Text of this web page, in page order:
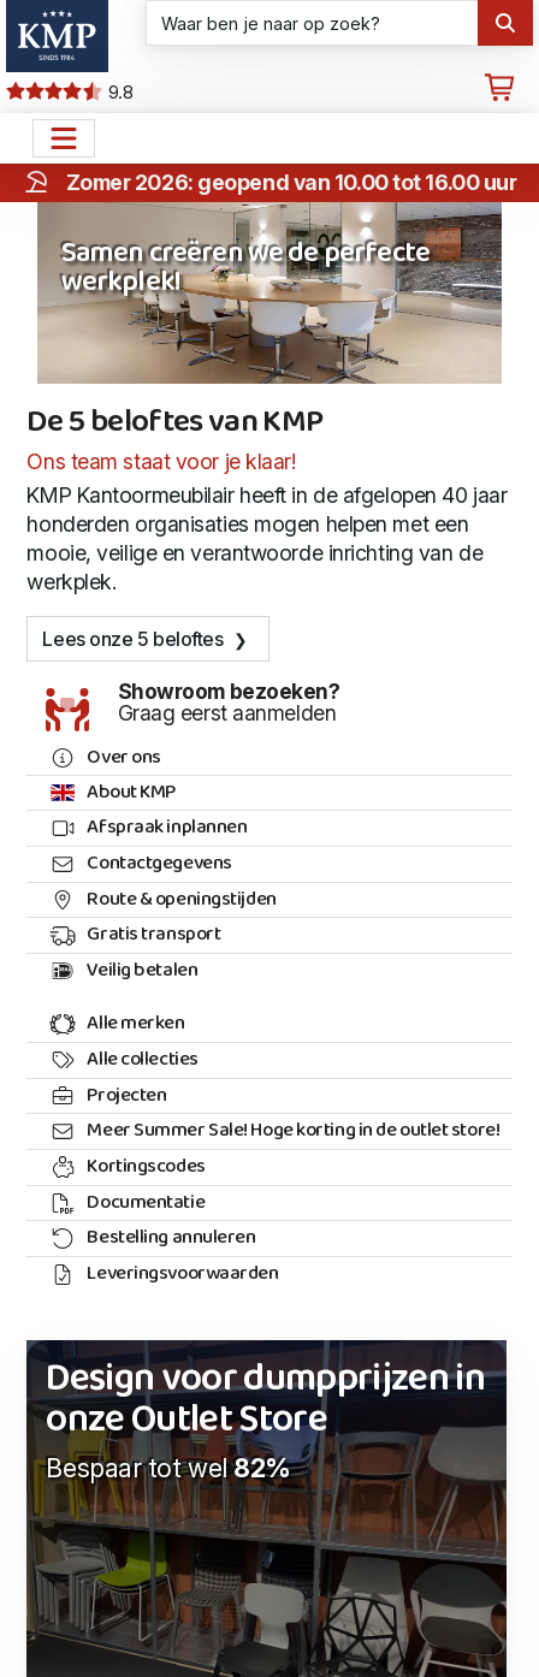
9.8
Zomer 2026: geopend van 10.00 tot 16.00 uur
Samen creëren we de perfecte
werkplek!
De 5 beloftes van KMP
De 5 beloftes van KMP
Ons team staat voor je klaar!
KMP Kantoormeubilair heeft in de afgelopen 40 jaar
honderden organisaties mogen helpen met een
mooie, veilige en verantwoorde inrichting van de
werkplek.
Lees onze 5 beloftes
Showroom bezoeken?
Graag eerst aanmelden
Over ons
About KMP
Afspraak inplannen
Contactgegevens
Route & openingstijden
Gratis transport
Veilig betalen
Alle merken
Alle collecties
Projecten
Meer Summer Sale! Hoge korting in de outlet store!
Kortingscodes
Documentatie
Bestelling annuleren
Leveringsvoorwaarden
Design voor dumpprijzen in
onze Outlet Store
Bespaar tot wel82%